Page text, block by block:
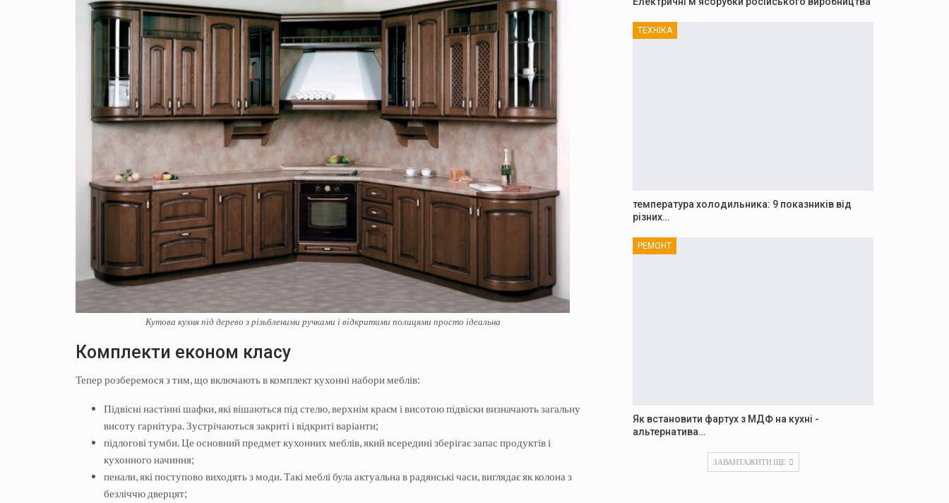
Кутова кухня під дерево з різьбленими ручками і відкритими полицями просто ідеальна
Комплекти економ класу
Тепер розберемося з тим, що включають в комплект кухонні набори меблів:
Підвісні настінні шафки, які вішаються під стелю, верхнім краєм і висотою підвіски визначають загальну
висоту гарнітура. Зустрічаються закриті і відкриті варіанти;
підлогові тумби. Це основний предмет кухонних меблів, який всередині зберігає запас продуктів і
кухонного начиння;
пенали, які поступово виходять з моди. Такі меблі була актуальна в радянські часи, виглядає як колона з
безліччю дверцят;
ТЕХНІКА
температура холодильника: 9 показників від
різних…
РЕМОНТ
Як встановити фартух з МДФ на кухні -
альтернатива…
ЗАВАНТАЖИТИ ЩЕ